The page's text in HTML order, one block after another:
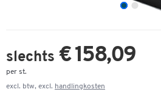
slechts € 158,09
per st.
excl. btw, excl. handlingkosten